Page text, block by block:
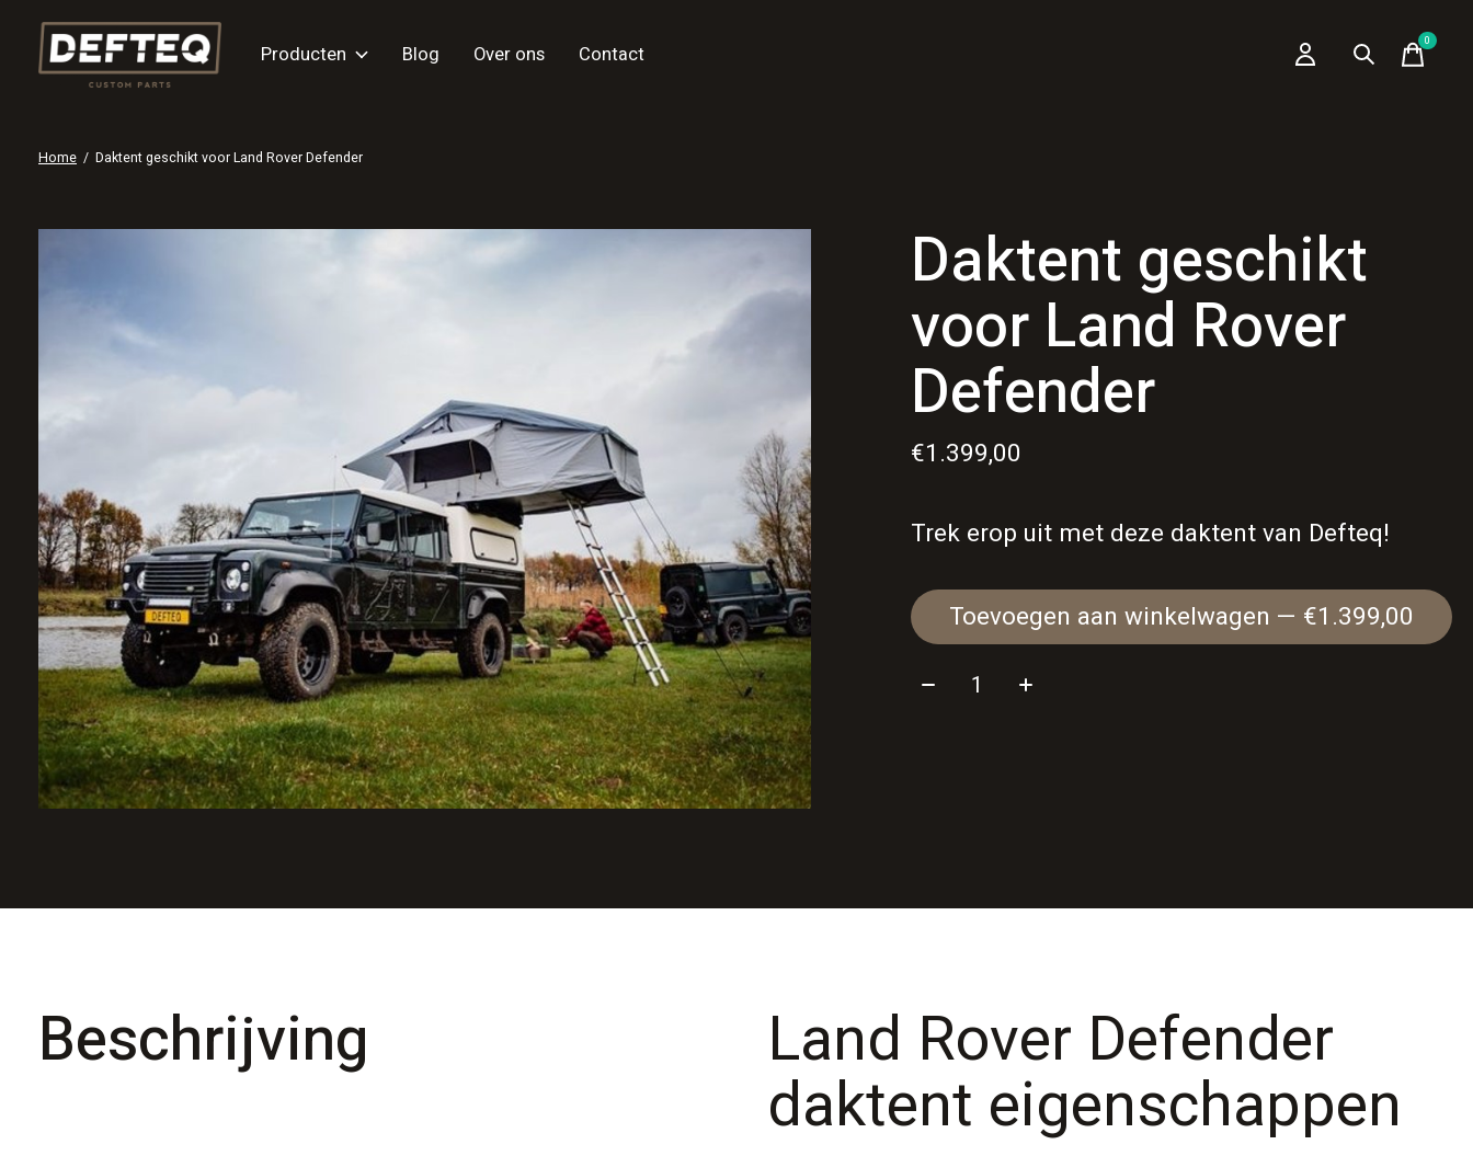
Producten Blog Over ons Contact
0items
Home / Daktent geschikt voor Land Rover Defender
Daktent geschikt
voor Land Rover
Defender
€1.399,00
Trek erop uit met deze daktent van Defteq!
Toevoegen aan winkelwagen — €1.399,00
Aantal:
Beschrijving Land Rover Defender
daktent eigenschappen